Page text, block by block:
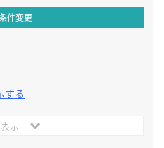
件変更
する
示